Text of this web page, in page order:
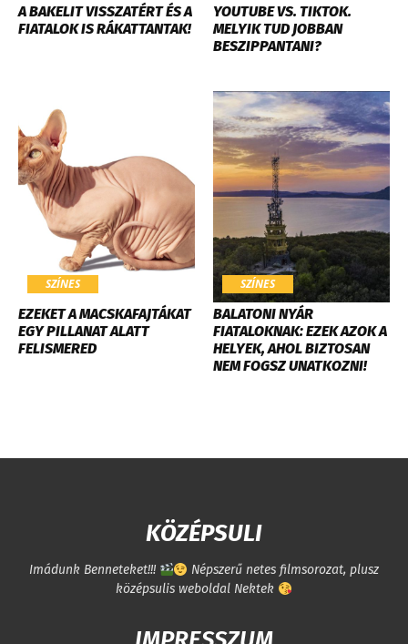
A BAKELIT VISSZATÉRT ÉS A
FIATALOK IS RÁKATTANTAK!
YOUTUBE VS. TIKTOK.
MELYIK TUD JOBBAN
BESZIPPANTANI?
SZÍNES
EZEKET A MACSKAFAJTÁKAT
EGY PILLANAT ALATT
FELISMERED
SZÍNES
BALATONI NYÁR
FIATALOKNAK: EZEK AZOK A
HELYEK, AHOL BIZTOSAN
NEM FOGSZ UNATKOZNI!
KÖZÉPSULI
Imádunk Benneteket!!!
Népszerű netes filmsorozat, plusz
középsulis weboldal Nektek